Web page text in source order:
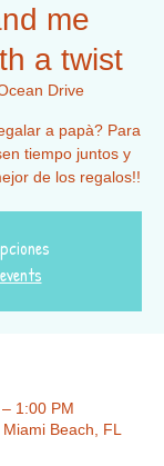
me
a twist
Drive
a papà? Para
tiempo juntos y
de los regalos!!
1:00 PM
Beach, FL